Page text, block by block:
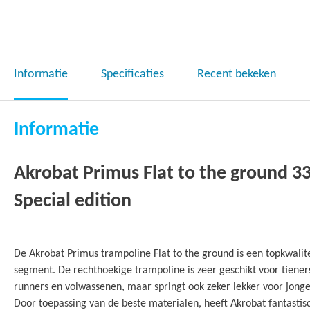
Informatie Specificaties Recent bekeken
Informatie
Akrobat Primus Flat to the ground
Special edition
De Akrobat Primus trampoline Flat to the ground is een
segment. De rechthoekige trampoline is zeer geschikt voor
runners en volwassenen, maar springt ook zeker lekker voor
Door toepassing van de beste materialen, heeft Akrobat